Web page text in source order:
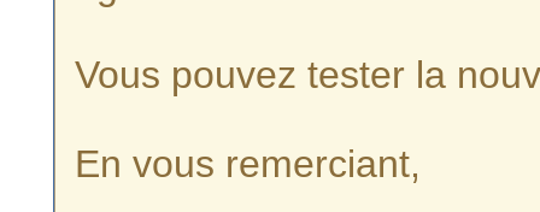
Vous pouvez tester la
En vous remerciant,